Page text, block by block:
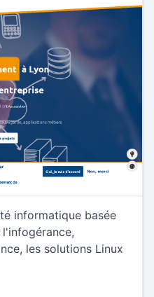
informatique basée
les solutions Linux